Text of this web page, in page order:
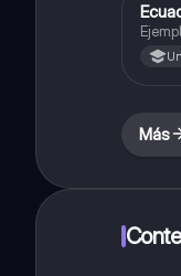
Más